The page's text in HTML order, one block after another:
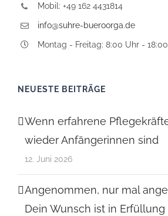
Mobil: +49 162 4431814
info@suhre-bueroorga.de
Montag - Freitag: 8:00 Uhr -
NEUESTE BEITRÄGE
Wenn erfahrene
wieder Anfängerinnen sind
12. Juni 2026
Angenommen, nur mal
Dein Wunsch ist in